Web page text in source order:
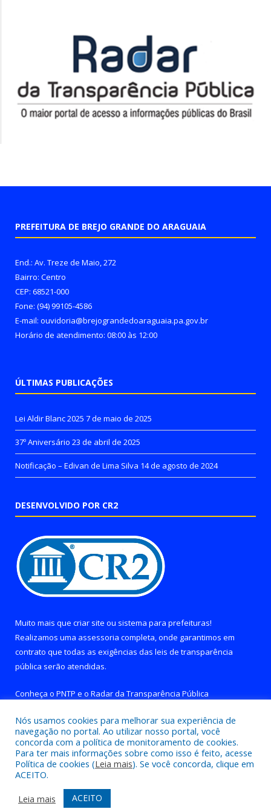
PREFEITURA DE BREJO GRANDE DO ARAGUAIA
End.: Av. Treze de Maio, 272
Bairro: Centro
CEP: 68521-000
Fone: (94) 99105-4586
E-mail: ouvidoria@brejograndedoaraguaia.pa.gov.br
Horário de atendimento: 08:00 às 12:00
ÚLTIMAS PUBLICAÇÕES
Lei Aldir Blanc 2025 7 de maio de 2025
37º Aniversário 23 de abril de 2025
Notificação – Edivan de Lima Silva 14 de agosto de 2024
DESENVOLVIDO POR CR2
Muito mais que criar site ou sistema para prefeituras!
Realizamos uma assessoria completa, onde garantimos em
contrato que todas as exigências das leis de transparência
pública serão atendidas.
Conheça o PNTP e o Radar da Transparência Pública
Todos os direitos reservados a Prefeitura de Brejo Grande do
Araguaia.
Mapa do Site
Acessar Área Administrativa
Acessar Webmail
Nós usamos cookies para melhorar sua experiência de
navegação no portal. Ao utilizar nosso portal, você
concorda com a política de monitoramento de cookies.
Para ter mais informações sobre como isso é feito, acesse
Política de cookies (Leia mais). Se você concorda, clique em
ACEITO.
Leia mais
ACEITO